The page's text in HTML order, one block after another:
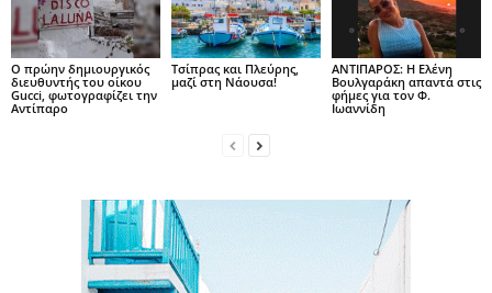
Ο πρώην δημιουργικός
διευθυντής του οίκου
Gucci, φωτογραφίζει την
Αντίπαρο
Τσίπρας και Πλεύρης,
μαζί στη Νάουσα!
ΑΝΤΙΠΑΡΟΣ: Η Ελένη
Βουλγαράκη απαντά στις
φήμες για τον Φ.
Ιωαννίδη